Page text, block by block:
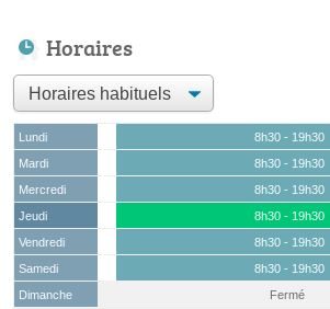
Horaires
Lundi
8h30 - 19h30
Mardi
8h30 - 19h30
Mercredi
8h30 - 19h30
Jeudi
8h30 - 19h30
Vendredi
8h30 - 19h30
Samedi
8h30 - 19h30
Dimanche
Fermé